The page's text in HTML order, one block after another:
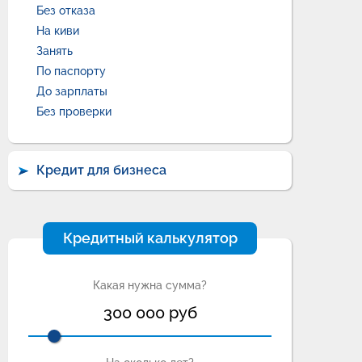
Без отказа
На киви
Занять
По паспорту
До зарплаты
Без проверки
Кредит для бизнеса
Кредитный калькулятор
Какая нужна сумма?
300 000руб